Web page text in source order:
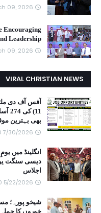
09, 2026
Encouraging
Leadership
09, 2026
VIRAL CHRISTIAN NEWS
11)
بھی بہترین
7/30/2026 11:59:00 AM
دیسی سنگت
اجلاس
5/22/2026 02:38:00 PM
شیخو پورہ؛
خوروں کا